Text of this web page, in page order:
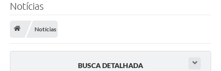
Licitação e Compras
Legislação
Notícias
Notícias
BUSCA DETALHADA